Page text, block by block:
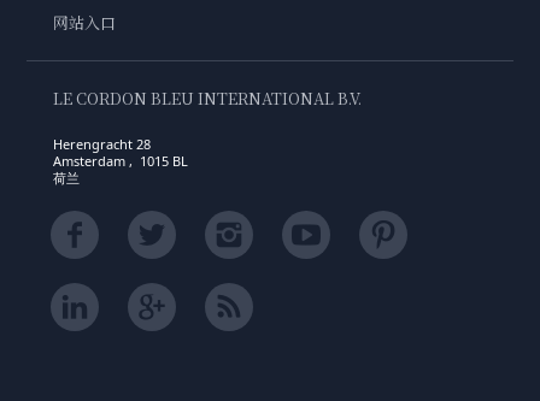
网站入口
LE CORDON BLEU INTERNATIONAL B.V.
Herengracht 28
Amsterdam , 1015 BL
荷兰